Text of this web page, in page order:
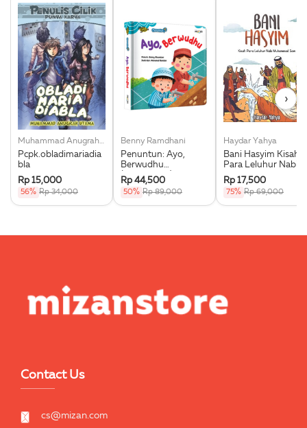
Muhammad Anugrah Utama
Pcpk.obladimariadia
bla
Rp 15,000
56% Rp 34,000
Benny Ramdhani
Penuntun: Ayo,
Berwudhu
(Boardbook)
Rp 44,500
50% Rp 89,000
Haydar Yahya
Bani Hasyim Kisah
Para Leluhur Nabi
Muhammad Saw.
Rp 17,500
75% Rp 69,000
›
Contact Us
cs@mizan.com